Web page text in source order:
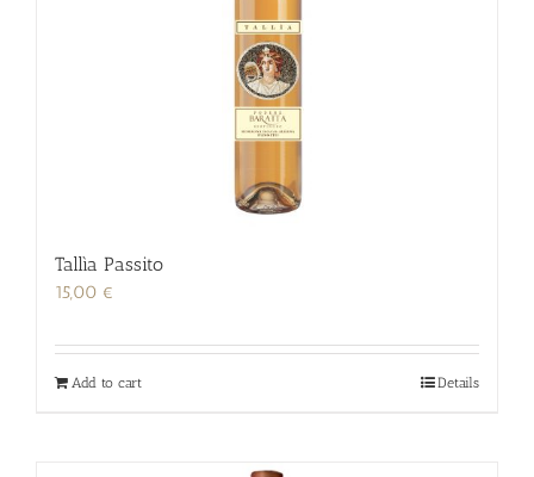
Tallìa Passito
15,00 €
Add to cart Details